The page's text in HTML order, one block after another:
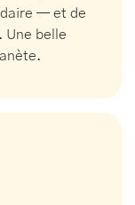
— et de
Une belle